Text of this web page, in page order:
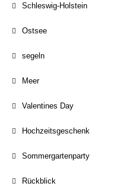
Schleswig-Holstein
Ostsee
segeln
Meer
Valentines Day
Hochzeitsgeschenk
Sommergartenparty
Rückblick